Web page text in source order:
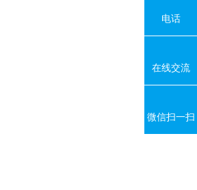
电话
在线交流
微信扫一扫